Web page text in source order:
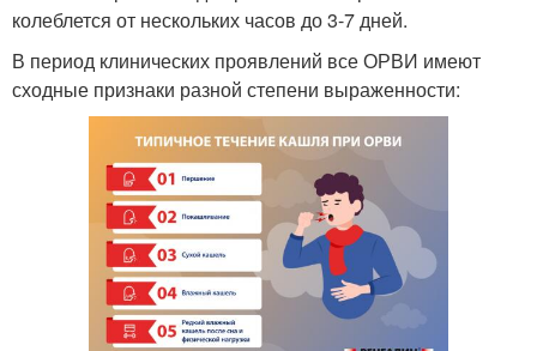
колеблется от нескольких часов до 3-7 дней.
В период клинических проявлений все ОРВИ имеют
сходные признаки разной степени выраженности: